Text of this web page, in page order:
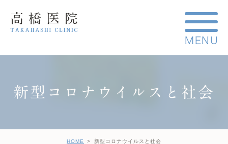
新型コロナウイルスと社会
HOME 新型コロナウイルスと社会